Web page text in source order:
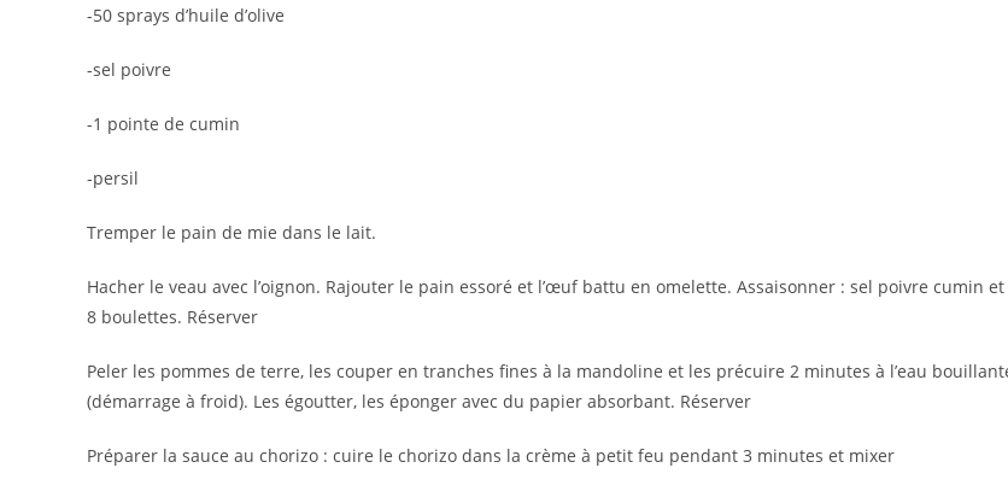
-50 sprays d’huile d’olive
-sel poivre
-1 pointe de cumin
-persil
Tremper le pain de mie dans le lait.
Hacher le veau avec l’oignon. Rajouter le pain essoré et l’œuf battu en omelette. Assaisonner : sel poivre cumin
8 boulettes. Réserver
Peler les pommes de terre, les couper en tranches fines à la mandoline et les précuire 2 minutes à l’eau
(démarrage à froid). Les égoutter, les éponger avec du papier absorbant. Réserver
Préparer la sauce au chorizo : cuire le chorizo dans la crème à petit feu pendant 3 minutes et mixer